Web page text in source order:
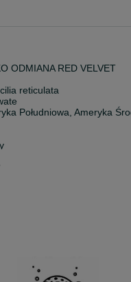
ODMIANA RED VELVET
reticulata
Południowa, Ameryka
ryb akwariowych,